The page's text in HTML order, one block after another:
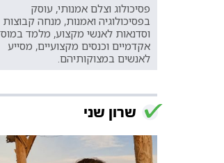
פסיכולוג וצלם אמנותי, עוסק
בפסיכולוגיה ואמנות, מנחה קבוצות
וסדנאות לאנשי מקצוע, מלמד
אקדמיים וכנסים מקצועיים, מסייע
לאנשים במצוקותיהם.
שרון שני